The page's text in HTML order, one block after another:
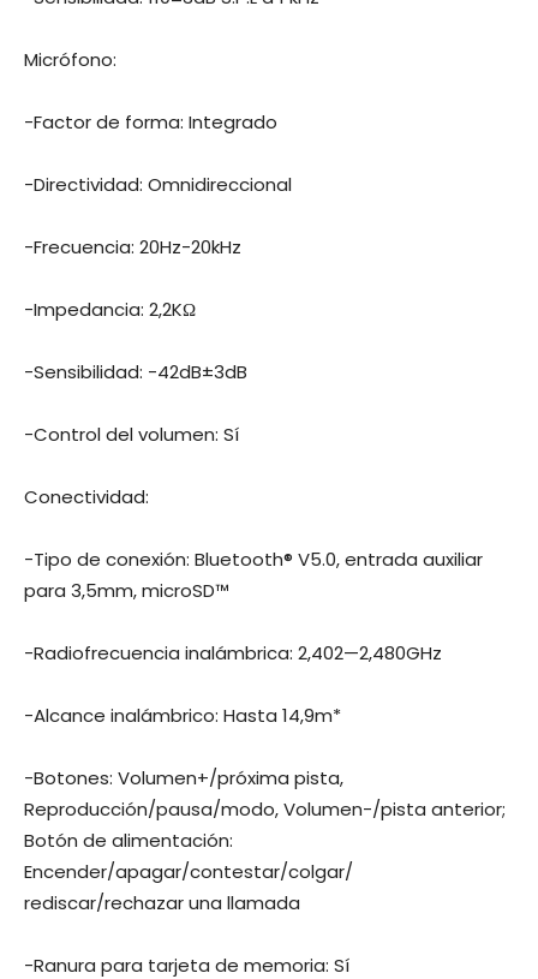
Micrófono:
-Factor de forma: Integrado
-Directividad: Omnidireccional
-Frecuencia: 20Hz-20kHz
-Impedancia: 2,2KΩ
-Sensibilidad: -42dB±3dB
-Control del volumen: Sí
Conectividad:
-Tipo de conexión: Bluetooth® V5.0, entrada auxiliar
para 3,5mm, microSD™
-Radiofrecuencia inalámbrica: 2,402—2,480GHz
-Alcance inalámbrico: Hasta 14,9m*
-Botones: Volumen+/próxima pista,
Reproducción/pausa/modo, Volumen-/pista anterior;
Botón de alimentación:
Encender/apagar/contestar/colgar/
rediscar/rechazar una llamada
-Ranura para tarjeta de memoria: Sí